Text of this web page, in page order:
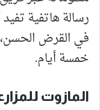
رسالة هاتفية
في القرض الحسن،
خمسة أيام.
المازوت